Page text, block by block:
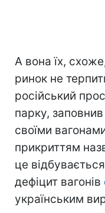
А вона їх,
ринок не
російський
парку,
своїми
прикриттям
це
дефіцит вагонів
українським